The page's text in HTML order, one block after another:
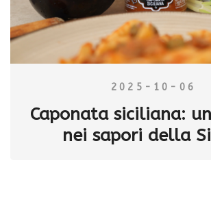
Caponata siciliana:
nei sapori della
2025-10-06